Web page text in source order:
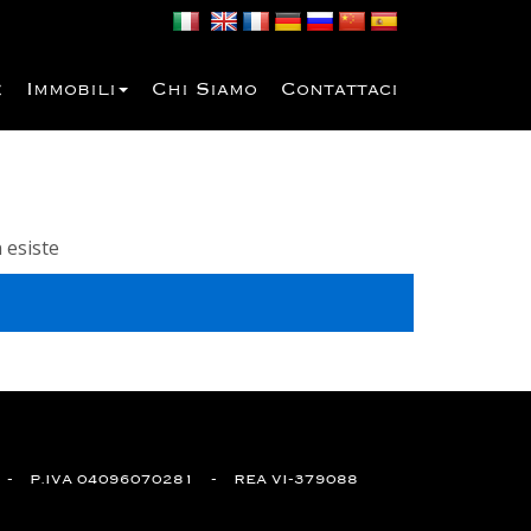
Immobili Chi Siamo Contattaci
esiste
P.IVA 04096070281 REA VI-379088